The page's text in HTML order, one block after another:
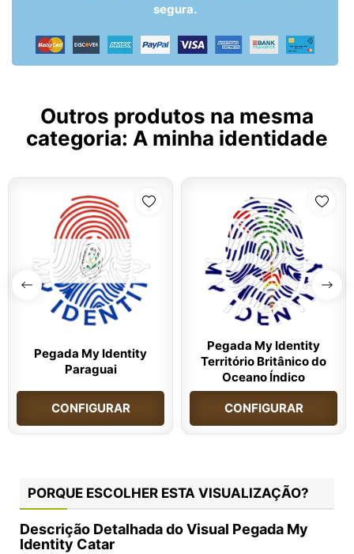
segura.
Outros produtos na mesma
categoria: A minha identidade
Pegada My Identity
Paraguai
CONFIGURAR
Pegada My Identity
Território Britânico do
Oceano Índico
CONFIGURAR
PORQUE ESCOLHER ESTA VISUALIZAÇÃO?
Descrição Detalhada do Visual Pegada My
Identity Catar